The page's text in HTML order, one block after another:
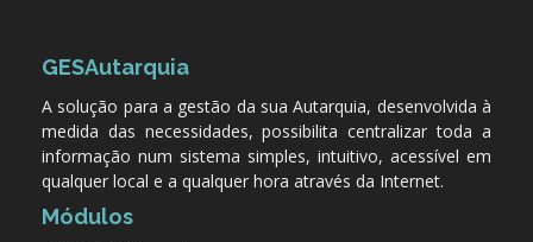
GESAutarquia
A solução para a gestão da sua Autarquia, desenvolvida à
medida das necessidades, possibilita centralizar toda a
informação num sistema simples, intuitivo, acessível em
qualquer local e a qualquer hora através da Internet.
Módulos